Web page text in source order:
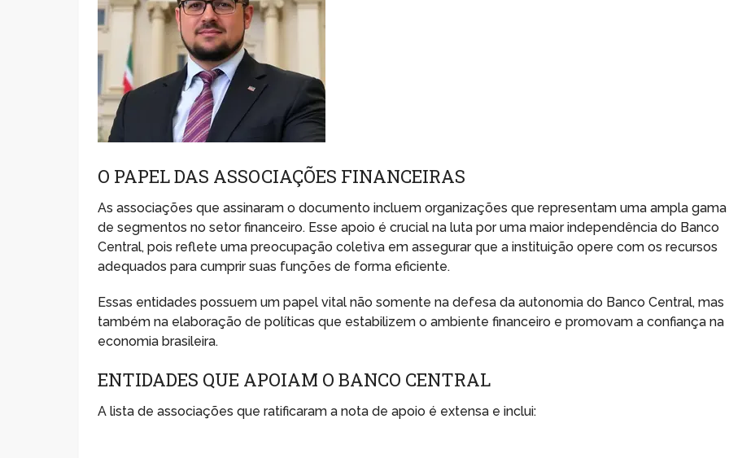
O PAPEL DAS ASSOCIAÇÕES FINANCEIRAS
As associações que assinaram o documento incluem organizações que representam uma ampla gama
de segmentos no setor financeiro. Esse apoio é crucial na luta por uma maior independência do Banco
Central, pois reflete uma preocupação coletiva em assegurar que a instituição opere com os recursos
adequados para cumprir suas funções de forma eficiente.
Essas entidades possuem um papel vital não somente na defesa da autonomia do Banco Central, mas
também na elaboração de políticas que estabilizem o ambiente financeiro e promovam a confiança na
economia brasileira.
ENTIDADES QUE APOIAM O BANCO CENTRAL
A lista de associações que ratificaram a nota de apoio é extensa e inclui: